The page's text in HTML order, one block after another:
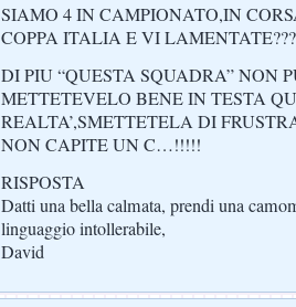
SIAMO 4 IN CAMPIONATO,IN
COPPA ITALIA E VI LAMENTATE???
DI PIU “QUESTA SQUADRA” NON
METTETEVELO BENE IN TESTA
REALTA’,SMETTETELA DI
NON CAPITE UN C…!!!!!
RISPOSTA
Datti una bella calmata, prendi una
linguaggio intollerabile,
David